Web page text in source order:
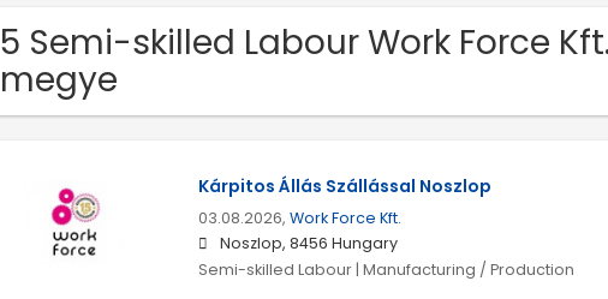
5 Semi-skilled Labour Work Force
megye
Kárpitos Állás Szállással Noszlop
03.08.2026, Work Force Kft.
Noszlop, 8456 Hungary
Semi-skilled Labour | Manufacturing / Production